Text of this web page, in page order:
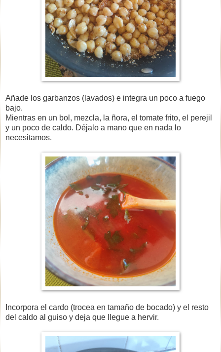
Añade los garbanzos (lavados) e integra un poco a fuego
bajo.
Mientras en un bol, mezcla, la ñora, el tomate frito, el perejil
y un poco de caldo. Déjalo a mano que en nada lo
necesitamos.
Incorpora el cardo (trocea en tamaño de bocado) y el resto
del caldo al guiso y deja que llegue a hervir.